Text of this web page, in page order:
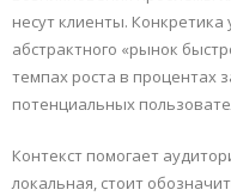
несут клиенты.
абстрактного «рынок
темпах роста в процентах
потенциальных
Контекст помогает
локальная, стоит